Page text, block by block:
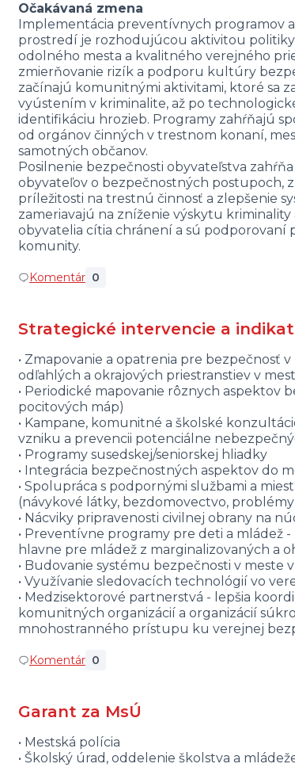
Očakávaná zmena
Implementácia preventívnych programov
prostredí je rozhodujúcou aktivitou
odolného mesta a kvalitného verejného
zmierňovanie rizík a podporu kultúry
začínajú komunitnými aktivitami, ktoré sa
vyústením v kriminalite, až po
identifikáciu hrozieb. Programy zahŕňajú
od orgánov činných v trestnom konaní,
samotných občanov.
Posilnenie bezpečnosti obyvateľstva
obyvateľov o bezpečnostných postupoch,
príležitosti na trestnú činnosť a zlepšenie
zameriavajú na zníženie výskytu
obyvatelia cítia chránení a sú podporovaní
komunity.
Komentár 0
Strategické intervencie a
• Zmapovanie a opatrenia pre bezpečnosť
odľahlých a okrajových priestranstiev v
• Periodické mapovanie rôznych aspektov
pocitových máp)
• Kampane, komunitné a školské
vzniku a prevencii potenciálne
• Programy susedskej/seniorskej hliadky
• Integrácia bezpečnostných aspektov do
• Spolupráca s podpornými službami a
(návykové látky, bezdomovectvo,
• Nácviky pripravenosti civilnej obrany na
• Preventívne programy pre deti a mládež
hlavne pre mládež z marginalizovaných a
• Budovanie systému bezpečnosti v
• Využívanie sledovacích technológií vo
• Medzisektorové partnerstvá - lepšia
komunitných organizácií a organizácií
mnohostranného prístupu ku verejnej
Komentár 0
Garant za MsÚ
• Mestská polícia
• Školský úrad, oddelenie školstva a